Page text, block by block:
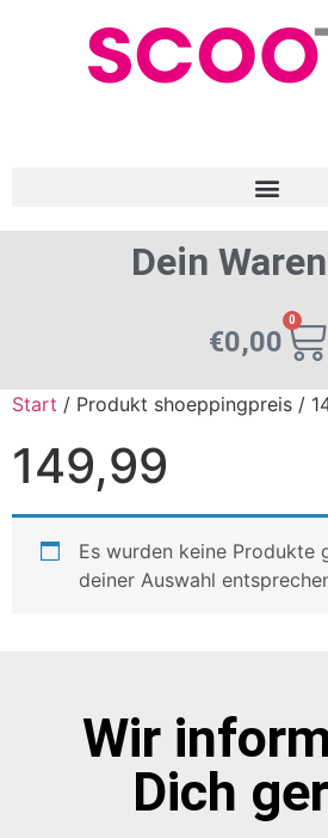
Dein
€0,00
0
Start / Produkt shoeppingpreis /
149,99
Es wurden keine Produkte
deiner Auswahl
Wir
Dich